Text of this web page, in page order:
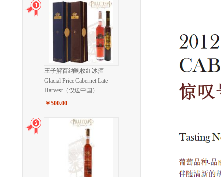
王子解百纳晚收红冰酒
Glacial Price Cabernet Late
Harvest（仅送中国）
￥500.00